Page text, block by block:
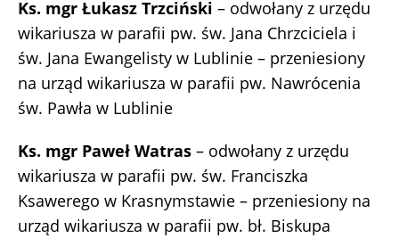
Ks. mgr Łukasz Trzciński – odwołany z urzędu
wikariusza w parafii pw. św. Jana Chrzciciela i
św. Jana Ewangelisty w Lublinie – przeniesiony
na urząd wikariusza w parafii pw. Nawrócenia
św. Pawła w Lublinie
Ks. mgr Paweł Watras – odwołany z urzędu
wikariusza w parafii pw. św. Franciszka
Ksawerego w Krasnymstawie – przeniesiony na
urząd wikariusza w parafii pw. bł. Biskupa